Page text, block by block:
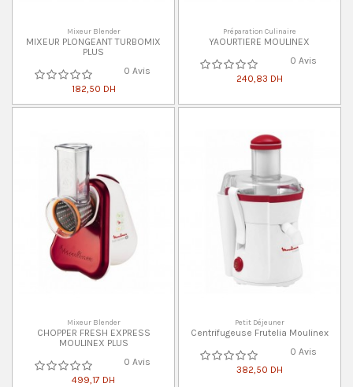
Mixeur Blender
MIXEUR PLONGEANT TURBOMIX
PLUS
0 Avis
182,50 DH
Préparation Culinaire
YAOURTIERE MOULINEX
0 Avis
240,83 DH
Mixeur Blender
CHOPPER FRESH EXPRESS
MOULINEX PLUS
0 Avis
499,17 DH
Petit Déjeuner
Centrifugeuse Frutelia Moulinex
0 Avis
382,50 DH